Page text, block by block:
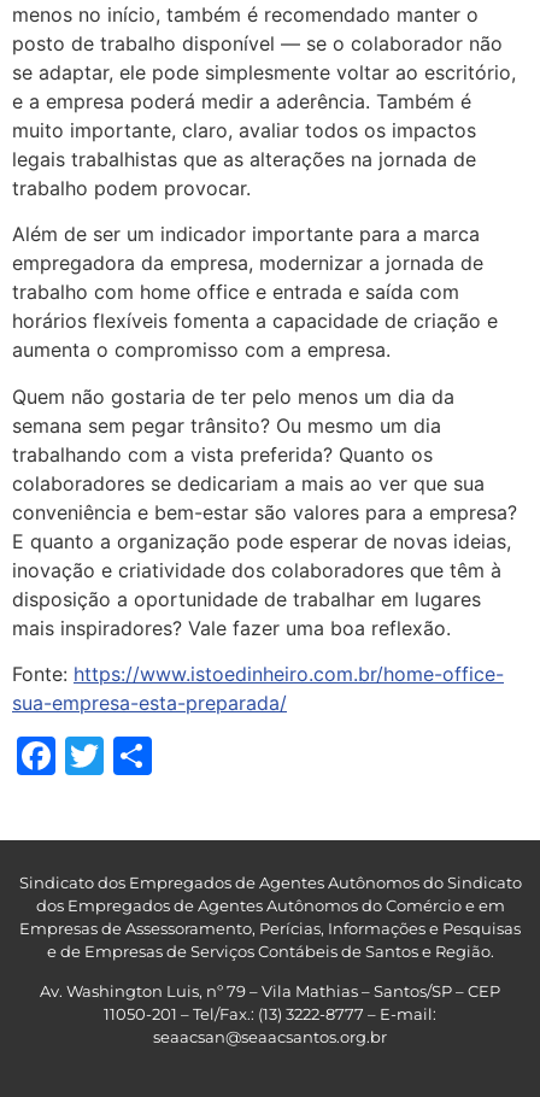
menos no início, também é recomendado manter o
posto de trabalho disponível — se o colaborador não
se adaptar, ele pode simplesmente voltar ao escritório,
e a empresa poderá medir a aderência. Também é
muito importante, claro, avaliar todos os impactos
legais trabalhistas que as alterações na jornada de
trabalho podem provocar.
Além de ser um indicador importante para a marca
empregadora da empresa, modernizar a jornada de
trabalho com home office e entrada e saída com
horários flexíveis fomenta a capacidade de criação e
aumenta o compromisso com a empresa.
Quem não gostaria de ter pelo menos um dia da
semana sem pegar trânsito? Ou mesmo um dia
trabalhando com a vista preferida? Quanto os
colaboradores se dedicariam a mais ao ver que sua
conveniência e bem-estar são valores para a empresa?
E quanto a organização pode esperar de novas ideias,
inovação e criatividade dos colaboradores que têm à
disposição a oportunidade de trabalhar em lugares
mais inspiradores? Vale fazer uma boa reflexão.
Fonte: https://www.istoedinheiro.com.br/home-office-
sua-empresa-esta-preparada/
Facebook
Twitter
Sindicato dos Empregados de Agentes Autônomos do Sindicato
dos Empregados de Agentes Autônomos do Comércio e em
Empresas de Assessoramento, Perícias, Informações e Pesquisas
e de Empresas de Serviços Contábeis de Santos e Região.
Av. Washington Luis, nº 79 – Vila Mathias – Santos/SP – CEP
11050-201 – Tel/Fax.: (13) 3222-8777 – E-mail:
seaacsan@seaacsantos.org.br